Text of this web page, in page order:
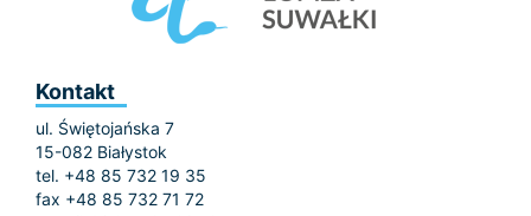
Kontakt
ul. Świętojańska 7
15-082 Białystok
tel. +48 85 732 19 35
fax +48 85 732 71 72